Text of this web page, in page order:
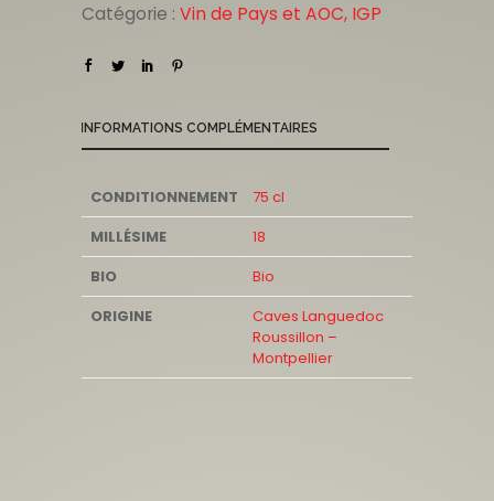
Catégorie : Vin de Pays et AOC, IGP
INFORMATIONS COMPLÉMENTAIRES
CONDITIONNEMENT
75 cl
MILLÉSIME
18
BIO
Bio
ORIGINE
Caves Languedoc
Roussillon –
Montpellier